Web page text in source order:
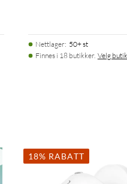
Nettlager: 50+ st
Finnes i 18 butikker. Velg
18% RABATT